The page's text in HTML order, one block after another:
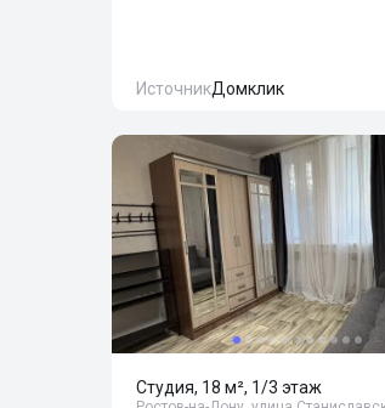
ИсточникДомклик
Студия, 18 м², 1/3 этаж